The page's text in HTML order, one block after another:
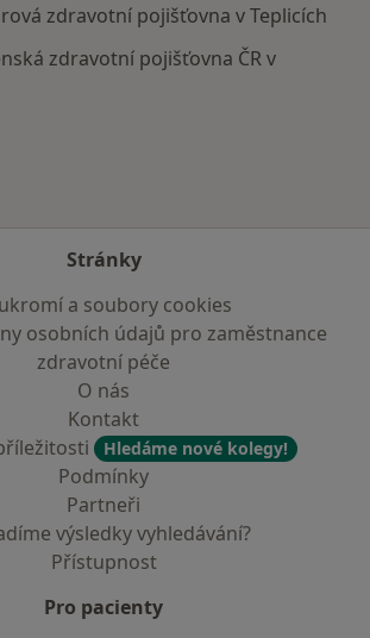
zdravotní pojišťovna v Teplicích
zdravotní pojišťovna ČR v
Stránky
a soubory cookies
osobních údajů pro zaměstnance
zdravotní péče
O nás
Kontakt
Hledáme nové kolegy!
Podmínky
Partneři
výsledky vyhledávání?
Přístupnost
Pro pacienty